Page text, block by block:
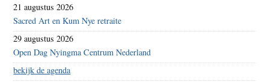
21 augustus 2026
Sacred Art en Kum Nye retraite
29 augustus 2026
Open Dag Nyingma Centrum Nederland
bekijk de agenda